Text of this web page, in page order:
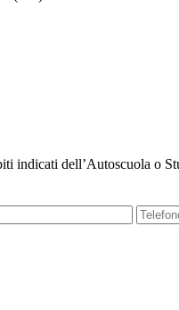
indicati dell’Autoscuola o